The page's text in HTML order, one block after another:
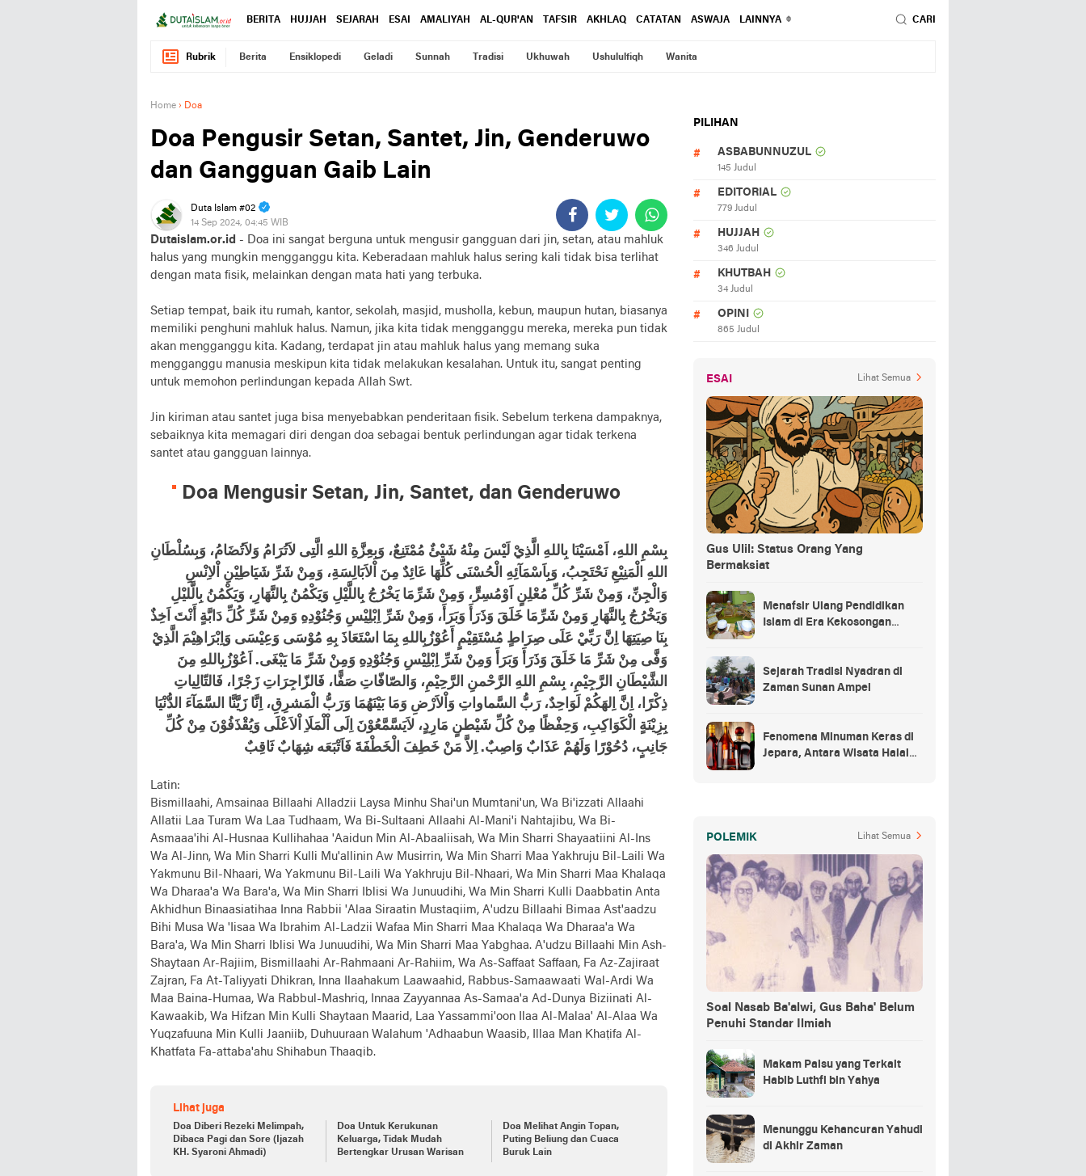
BERITA HUJJAH SEJARAH ESAI AMALIYAH AL-QUR'AN TAFSIR AKHLAQ CATATAN ASWAJA LAINNYA CARI
Rubrik Berita Ensiklopedi Geladi Sunnah Tradisi Ukhuwah Ushululfiqh Wanita
Home › Doa
Doa Pengusir Setan, Santet, Jin, Genderuwo
dan Gangguan Gaib Lain
Duta Islam #02
14 Sep 2024, 04:45 WIB
Dutaislam.or.id - Doa ini sangat berguna untuk mengusir gangguan dari jin, setan, atau mahluk
halus yang mungkin mengganggu kita. Keberadaan mahluk halus sering kali tidak bisa terlihat
dengan mata fisik, melainkan dengan mata hati yang terbuka.
Setiap tempat, baik itu rumah, kantor, sekolah, masjid, musholla, kebun, maupun hutan, biasanya
memiliki penghuni mahluk halus. Namun, jika kita tidak mengganggu mereka, mereka pun tidak
akan mengganggu kita. Kadang, terdapat jin atau mahluk halus yang memang suka
mengganggu manusia meskipun kita tidak melakukan kesalahan. Untuk itu, sangat penting
untuk memohon perlindungan kepada Allah Swt.
Jin kiriman atau santet juga bisa menyebabkan penderitaan fisik. Sebelum terkena dampaknya,
sebaiknya kita memagari diri dengan doa sebagai bentuk perlindungan agar tidak terkena
santet atau gangguan lainnya.
Doa Mengusir Setan, Jin, Santet, dan Genderuwo
بِسْمِ اللهِ، اَمْسَيْنَا بِاللهِ الَّذِيْ لَيْسَ مِنْهُ شَيْئٌ مُمْتَنِعٌ، وَبِعِزَّةِ اللهِ الَّتِى لاَتُرَامُ وَلاَتُضَامُ، وَبِسُلْطَانِ
اللهِ الْمَنِيْعِ نَحْتَجِبُ، وَبِاَسْمَآئِهِ الْحُسْنَى كُلِّهَا عَائِدٌ مِنَ اْلاَبَالِسَةِ، وَمِنْ شَرِّ شَيَاطِيْنِ اْلاِنْسِ
وَالْجِنِّ، وَمِنْ شَرِّ كُلِّ مُعْلِنٍ اَوْمُسِرٍّ، وَمِنْ شَرِّمَا يَخْرُجُ بِاللَّيْلِ وَيَكْمُنُ بِالنَّهَارِ، وَيَكْمُنُ بِالَّليْلِ
وَيَخْرُجُ بِالنَّهَارِ وَمِنْ شَرِّمَا خَلَقَ وَذَرَأَ وَبَرَأَ، وَمِنْ شَرِّ اِبْلِيْسِ وَجُنُوْدِهِ وَمِنْ شَرِّ كُلِّ دَابَّةٍ أَنْتَ اَخِذٌ
بِنَا صِيَتِهَا اِنَّ رَبِّيْ عَلَى صِرَاطٍ مُسْتَقِيْمٍ أَعُوْزُبِاللهِ بِمَا اسْتَعَاذَ بِهِ مُوْسَى وَعِيْسَى وَاِبْرَاهِيْمَ الَّذِيْ
وَفَّى مِنْ شَرِّ مَا خَلَقَ وَذَرَأَ وَبَرَأَ وَمِنْ شَرِّ اِبْلِيْسِ وَجُنُوْدِهِ وَمِنْ شَرِّ مَا يَبْغَى. اَعُوْزُبِاللهِ مِنَ
الشَّيْطَانِ الرَّجِيْمِ، بِسْمِ اللهِ الرَّحْمنِ الرَّحِيْمِ، وَالصّافّاتِ صَفًّا، فَالزّاجِرَاتِ زَجْرًا، فَالتّالِياتِ
ذِكْرًا، اِنَّ اِلهَكُمْ لَوَاحِدٌ، رَبُّ السَّماواتِ وَاْلاَرْضِ وَمَا بَيْنَهُمَا وَرَبُّ الْمَشرِقِ، اِنَّا زَيَّنَّا السَّمَآءَ الدُّنْيَا
بِزِيْنَةٍ الْكَوَاكِبِ، وَحِفْظًا مِنْ كُلِّ شَيْطنٍ مَارِدٍ، لاَيَسَّمَّعُوْنَ اِلَى اْلْمَلَاِ اْلاَعْلَى وَيُقْذَفُوْنَ مِنْ كُلِّ
جَانِبٍ، دُحُوْرًا وَلَهُمْ عَذَابٌ وَاصِبٌ. اِلاَّ مَنْ خَطِفَ الْخَطْفَةَ فَاَتْبَعَه شِهَابٌ ثَاقِبٌ
Latin:
Bismillaahi, Amsainaa Billaahi Alladzii Laysa Minhu Shai'un Mumtani'un, Wa Bi'izzati Allaahi
Allatii Laa Turam Wa Laa Tudhaam, Wa Bi-Sultaani Allaahi Al-Mani'i Nahtajibu, Wa Bi-
Asmaaa'ihi Al-Husnaa Kullihahaa 'Aaidun Min Al-Abaaliisah, Wa Min Sharri Shayaatiini Al-Ins
Wa Al-Jinn, Wa Min Sharri Kulli Mu'allinin Aw Musirrin, Wa Min Sharri Maa Yakhruju Bil-Laili Wa
Yakmunu Bil-Nhaari, Wa Yakmunu Bil-Laili Wa Yakhruju Bil-Nhaari, Wa Min Sharri Maa Khalaqa
Wa Dharaa'a Wa Bara'a, Wa Min Sharri Iblisi Wa Junuudihi, Wa Min Sharri Kulli Daabbatin Anta
Akhidhun Binaasiatihaa Inna Rabbii 'Alaa Siraatin Mustaqiim, A'udzu Billaahi Bimaa Ast'aadzu
Bihi Musa Wa 'Iisaa Wa Ibrahim Al-Ladzii Wafaa Min Sharri Maa Khalaqa Wa Dharaa'a Wa
Bara'a, Wa Min Sharri Iblisi Wa Junuudihi, Wa Min Sharri Maa Yabghaa. A'udzu Billaahi Min Ash-
Shaytaan Ar-Rajiim, Bismillaahi Ar-Rahmaani Ar-Rahiim, Wa As-Saffaat Saffaan, Fa Az-Zajiraat
Zajran, Fa At-Taliyyati Dhikran, Inna Ilaahakum Laawaahid, Rabbus-Samaawaati Wal-Ardi Wa
Maa Baina-Humaa, Wa Rabbul-Mashriq, Innaa Zayyannaa As-Samaa'a Ad-Dunya Biziinati Al-
Kawaakib, Wa Hifzan Min Kulli Shaytaan Maarid, Laa Yassammi'oon Ilaa Al-Malaa' Al-Alaa Wa
Yuqzafuuna Min Kulli Jaaniib, Duhuuraan Walahum 'Adhaabun Waasib, Illaa Man Khaṭifa Al-
Khatfata Fa-attaba'ahu Shihabun Thaaqib.
Lihat juga
Doa Diberi Rezeki Melimpah,
Dibaca Pagi dan Sore (Ijazah
KH. Syaroni Ahmadi)
Doa Untuk Kerukunan
Keluarga, Tidak Mudah
Bertengkar Urusan Warisan
Doa Melihat Angin Topan,
Puting Beliung dan Cuaca
Buruk Lain
PILIHAN
ASBABUNNUZUL
145 Judul
EDITORIAL
779 Judul
HUJJAH
346 Judul
KHUTBAH
34 Judul
OPINI
865 Judul
ESAI Lihat Semua
Gus Ulil: Status Orang Yang
Bermaksiat
Menafsir Ulang Pendidikan
Islam di Era Kekosongan
Sejarah Tradisi Nyadran di
Zaman Sunan Ampel
Fenomena Minuman Keras di
Jepara, Antara Wisata Halal
POLEMIK Lihat Semua
Soal Nasab Ba'alwi, Gus Baha' Belum
Penuhi Standar Ilmiah
Makam Palsu yang Terkait
Habib Luthfi bin Yahya
Menunggu Kehancuran Yahudi
di Akhir Zaman